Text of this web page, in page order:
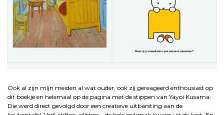
Ook al zijn mijn meiden al wat ouder, ook zij gereageerd enthousiast op
dit boekje en helemaal op de pagina met de stippen van Yayoi Kusama.
Die werd direct gevolgd door een creatieve uitbarsting aan de